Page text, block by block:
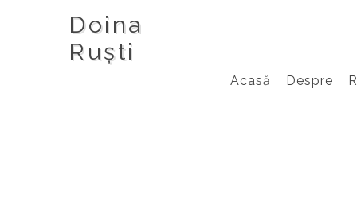
Doina
Ruști
Acasă Despre